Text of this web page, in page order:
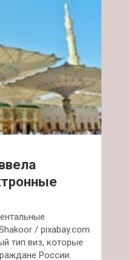
/ pixabay.com
тип виз, которые
России.